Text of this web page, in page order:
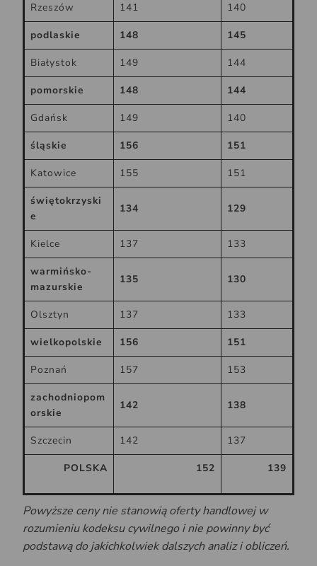
Rzeszów 141 140
podlaskie 148 145
Białystok 149 144
pomorskie 148 144
Gdańsk 149 140
śląskie 156 151
Katowice 155 151
świętokrzyski
e
134 129
Kielce 137 133
warmińsko-
mazurskie
135 130
Olsztyn 137 133
wielkopolskie 156 151
Poznań 157 153
zachodniopom
orskie
142 138
Szczecin 142 137
POLSKA 152 139
Powyższe ceny nie stanowią oferty handlowej w
rozumieniu kodeksu cywilnego i nie powinny być
podstawą do jakichkolwiek dalszych analiz i obliczeń.